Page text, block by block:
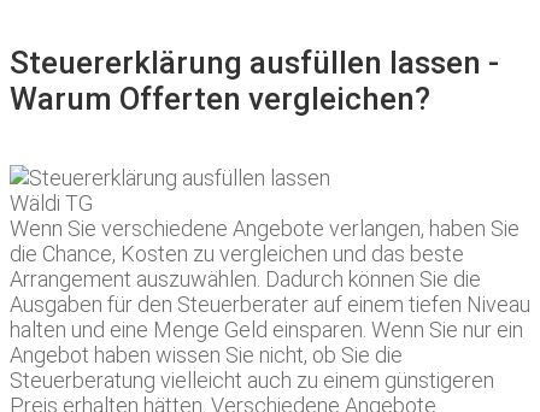
Steuererklärung ausfüllen lassen -
Warum Offerten vergleichen?
Wenn Sie verschiedene Angebote verlangen, haben Sie
die Chance, Kosten zu vergleichen und das beste
Arrangement auszuwählen. Dadurch können Sie die
Ausgaben für den Steuerberater auf einem tiefen Niveau
halten und eine Menge Geld einsparen. Wenn Sie nur ein
Angebot haben wissen Sie nicht, ob Sie die
Steuerberatung vielleicht auch zu einem günstigeren
Preis erhalten hätten. Verschiedene Angebote